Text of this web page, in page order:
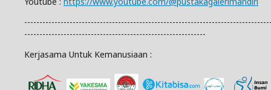
------------------------------------------------------------
Kerjasama Untuk Kemanusiaan :